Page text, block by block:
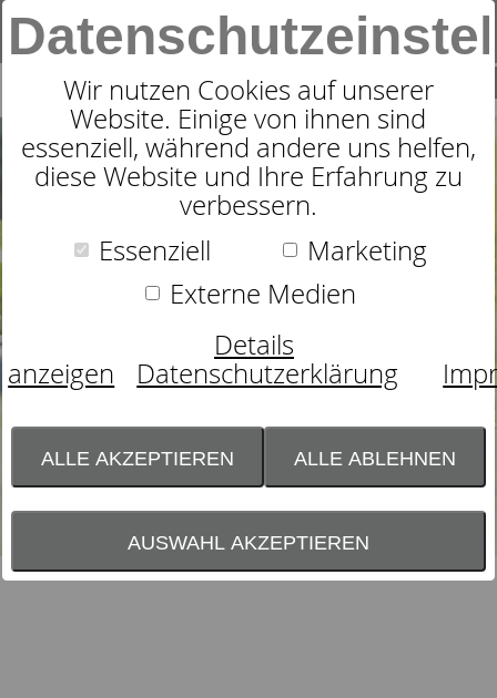
SUCHE
0
Wir nutzen Cookies auf unserer
Website. Einige von ihnen sind
essenziell, während andere uns helfen,
diese Website und Ihre Erfahrung zu
verbessern.
Essenziell
Marketing
Externe Medien
Details
anzeigen
Datenschutzerklärung
ALLE AKZEPTIEREN ALLE ABLEHNEN
AUSWAHL AKZEPTIEREN